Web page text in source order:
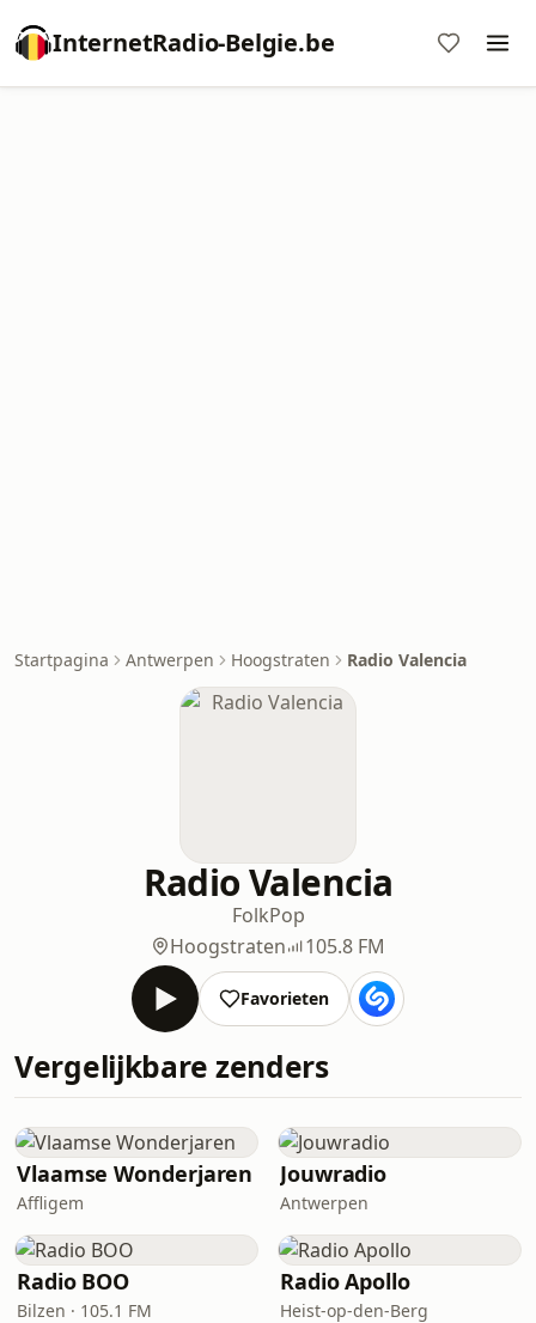
InternetRadio-Belgie.be
Startpagina Antwerpen Hoogstraten Radio Valencia
Radio Valencia
FolkPop
Hoogstraten
105.8 FM
Favorieten
Vergelijkbare zenders
Vlaamse Wonderjaren
Affligem
Jouwradio
Antwerpen
Radio BOO
Bilzen · 105.1 FM
Radio Apollo
Heist-op-den-Berg